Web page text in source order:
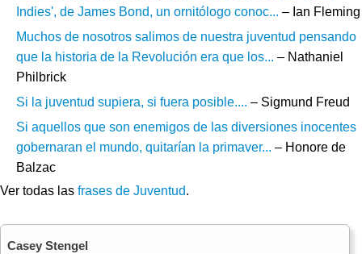
Indies', de James Bond, un ornitólogo conoc... – Ian Fleming
Muchos de nosotros salimos de nuestra juventud pensando
que la historia de la Revolución era que los... – Nathaniel
Philbrick
Si la juventud supiera, si fuera posible.... – Sigmund Freud
Si aquellos que son enemigos de las diversiones inocentes
gobernaran el mundo, quitarían la primaver... – Honore de
Balzac
Ver todas las frases de Juventud.
Casey Stengel